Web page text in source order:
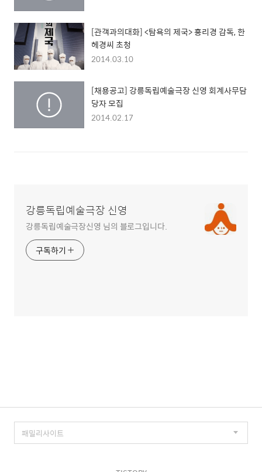
[관객과의대화] <탐욕의 제국> 홍리경 감독, 한
헤경씨 초청
2014.03.10
[채용공고] 강릉독립예술극장 신영 회계사무담
당자 모집
2014.02.17
강릉독립예술극장 신영
강릉독립예술극장신영 님의 블로그입니다.
구독하기